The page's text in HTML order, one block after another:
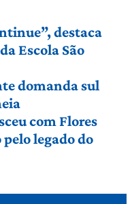
destaca
Escola São
domanda sul
com Flores
pelo legado do